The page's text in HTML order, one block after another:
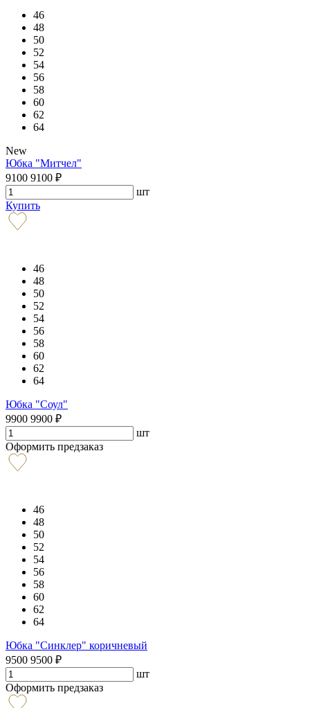
46
48
50
52
54
56
58
60
62
64
New
Юбка "Митчел"
9100 9100 ₽
шт
Купить
46
48
50
52
54
56
58
60
62
64
Юбка "Соул"
9900 9900 ₽
шт
Оформить предзаказ
46
48
50
52
54
56
58
60
62
64
Юбка "Синклер" коричневый
9500 9500 ₽
шт
Оформить предзаказ